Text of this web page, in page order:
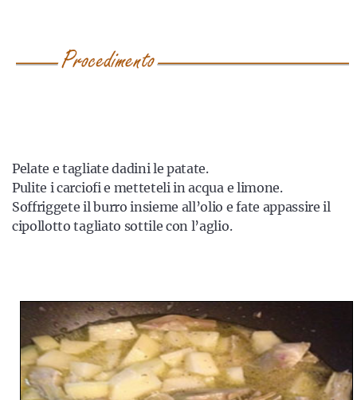
Pelate e tagliate dadini le patate.
Pulite i carciofi e metteteli in acqua e limone.
Soffriggete il burro insieme all’olio e fate appassire il
cipollotto tagliato sottile con l’aglio.